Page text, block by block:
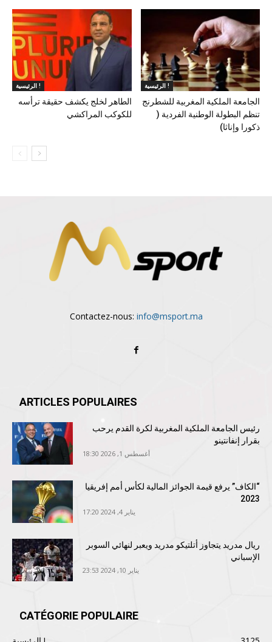
الرئيسية !
الطاهر لخلج يكشف حقيقة ترأسه
للكوكب المراكشي
الرئيسية !
الجامعة الملكية المغربية للشطرنج
تنظم البطولة الوطنية الفردية (
ذكورا وإناثا)
Contactez-nous: info@msport.ma
ARTICLES POPULAIRES
رئيس الجامعة الملكية المغربية لكرة القدم يرحب
بقرار إنفانتينو
أغسطس 1, 2026 18:30
“الكاف” يرفع قيمة الجوائز المالية لكأس أمم إفريقيا
2023
يناير 4, 2024 17:20
ريال مدريد يتجاوز أتلتيكو مدريد ويعبر لنهائي السوبر
الإسباني
يناير 10, 2024 23:53
CATÉGORIE POPULAIRE